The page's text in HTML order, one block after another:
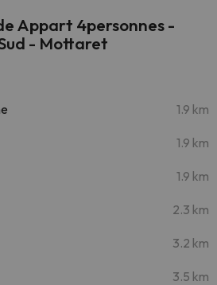
Appart 4personnes -
- Mottaret
1.9 km
1.9 km
1.9 km
2.3 km
3.2 km
3.5 km